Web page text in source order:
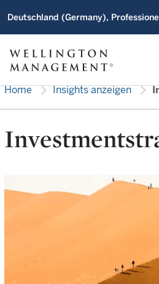
Deutschland (Germany),
Home chevron_rightInsights anzeigen chevron_right